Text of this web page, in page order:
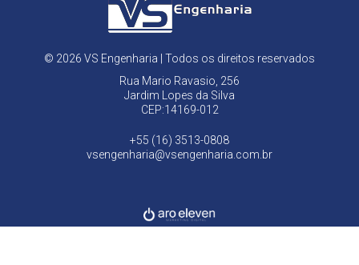
© 2026 VS Engenharia | Todos os direitos reservados
Rua Mario Ravasio, 256
Jardim Lopes da Silva
CEP:14169-012
+55 (16) 3513-0808
vsengenharia@vsengenharia.com.br